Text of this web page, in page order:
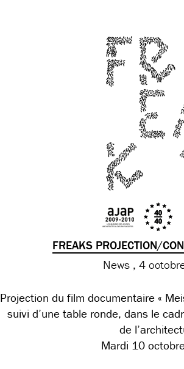
FREAKS PROJECTION/
News
4
Projection du film documentaire «
suivi d’une table ronde, dans le
de
Mardi 10